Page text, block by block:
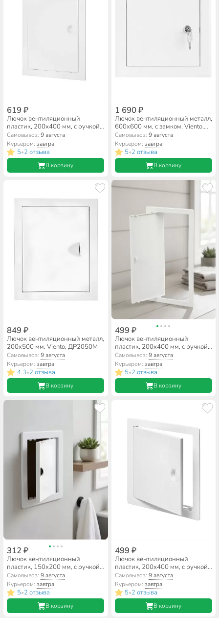
619 ₽
Лючок вентиляционный
пластик, 200х400 мм, с ручкой,
ERA, Л2040Р
Самовывоз:9 августа
Курьером:завтра
5•2 отзыва
В корзину
1 690 ₽
Лючок вентиляционный металл,
600х600 мм, с замком, Viento,
ДР6060МЗ
Самовывоз: 9 августа
Курьером: завтра
5•2 отзыва
В корзину
849 ₽
Лючок вентиляционный металл,
200х500 мм, Viento, ДР2050М
Самовывоз:9 августа
Курьером:завтра
4.3•2 отзыва
В корзину
499 ₽
Лючок вентиляционный
пластик, 200х400 мм, с ручкой,
Event, 2040 ЛПР
Самовывоз: 9 августа
Курьером: завтра
5•2 отзыва
В корзину
312 ₽
Лючок вентиляционный
пластик, 150х200 мм, с ручкой,
Event, 1520 ЛПР
Самовывоз:9 августа
Курьером:завтра
5•2 отзыва
В корзину
499 ₽
Лючок вентиляционный
пластик, 200х400 мм, с ручкой,
Viento, ДР2040
Самовывоз: 9 августа
Курьером: завтра
5•2 отзыва
В корзину